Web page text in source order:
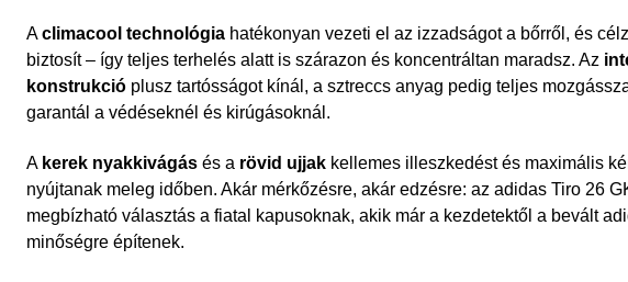
Aclimacool technológia hatékonyan vezeti el az izzadságot a bőrről, és
biztosít – így teljes terhelés alatt is szárazon és koncentráltan maradsz. Az
konstrukció plusz tartósságot kínál, a sztreccs anyag pedig teljes
garantál a védéseknél és kirúgásoknál.
A kerek nyakkivágás és a rövid ujjak kellemes illeszkedést és maximális
nyújtanak meleg időben. Akár mérkőzésre, akár edzésre: az adidas Tiro 26
megbízható választás a fiatal kapusoknak, akik már a kezdetektől a bevált
minőségre építenek.